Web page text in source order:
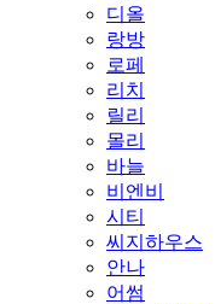
디올
랑방
로페
리치
릴리
몰리
바늘
비엔비
시티
씨지하우스
안나
어썸